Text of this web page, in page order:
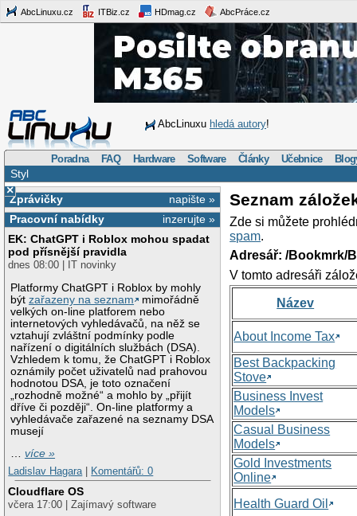
AbcLinuxu.cz ITBiz.cz HDmag.cz AbcPráce.cz
AbcLinuxu hledá autory!
Poradna FAQ Hardware Software Články Učebnice
Styl
×
napište »
Zprávičky
inzerujte »
Pracovní nabídky
EK: ChatGPT i Roblox mohou spadat
pod přísnější pravidla
dnes 08:00 | IT novinky
Platformy ChatGPT i Roblox by mohly
býtzařazeny na seznam
mimořádně
velkých on-line platforem nebo
internetových vyhledávačů, na něž se
vztahují zvláštní podmínky podle
nařízení o digitálních službách (DSA).
Vzhledem k tomu, že ChatGPT i Roblox
oznámily počet uživatelů nad prahovou
hodnotou DSA, je toto označení
„rozhodně možné“ a mohlo by „přijít
dříve či později“. On-line platformy a
vyhledávače zařazené na seznamy DSA
musejí
…více »
Ladislav Hagara
Komentářů: 0
Cloudflare OS
včera 17:00 | Zajímavý software
Seznam
Zde si můžete
spam.
Adresář: /Bookmrk/
V tomto adresáři
Název
About Income Tax
Best Backpacking
Stove
Business Invest
Models
Casual Business
Models
Gold Investments
Online
Health Guard Oil